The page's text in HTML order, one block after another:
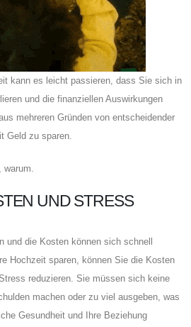
kann es leicht passieren, dass Sie sich in
und die finanziellen Auswirkungen
mehreren Gründen von entscheidender
Geld zu sparen.
UND STRESS
und die Kosten können sich schnell
Hochzeit sparen, können Sie die Kosten
reduzieren. Sie müssen sich keine
machen oder zu viel ausgeben, was
Gesundheit und Ihre Beziehung